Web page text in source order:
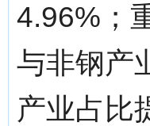
4.96%；
与非钢产
产业占比